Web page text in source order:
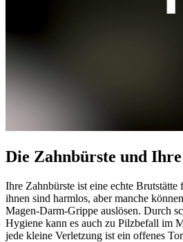
Die Zahnbürste und
Ihre Zahnbürste ist eine echte
ihnen sind harmlos, aber manche
Magen-Darm-Grippe auslösen. Durch
Hygiene kann es auch zu Pilzbefall im
jede kleine Verletzung ist ein offenes